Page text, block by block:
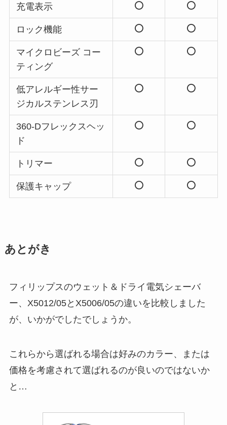
充電表示
ロック機能
マイクロビーズ コー
ティング
低アレルギー性サー
ジカルステンレス刃
360-Dフレックスヘッ
ド
トリマー
保護キャップ
あとがき
フィリップスのウェット＆ドライ電気シェーバ
ー、X5012/05とX5006/05の違いを比較しました
が、いかがでしたでしょうか。
これらから選ばれる場合は好みのカラー、または
価格を考慮されて選ばれるのが良いのではないか
と…